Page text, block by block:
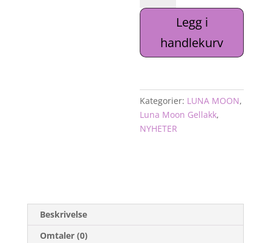
Gellakk
13ml.
antall
Legg i
handlekurv
Kategorier: LUNA MOON,
Luna Moon Gellakk,
NYHETER
Beskrivelse
Omtaler (0)